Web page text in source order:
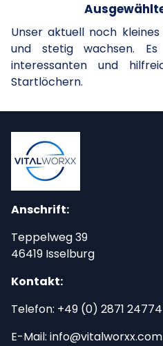
Unser aktuell noch
und stetig wachsen.
interessanten und
Startlöchern.
Anschrift:
Teppelweg 39
46419 Isselburg
Kontakt:
Telefon: +49 (0) 2871 24774
E-Mail: info@vitalworxx.com